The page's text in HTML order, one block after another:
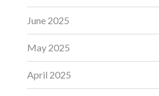
June 2025
May 2025
April 2025